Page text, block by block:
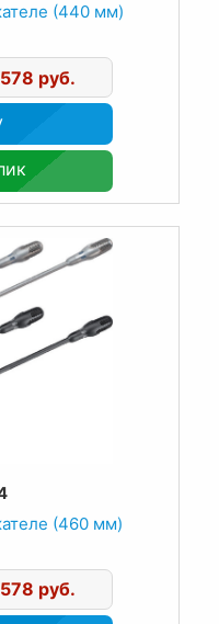
(440 мм)
руб.
(460 мм)
руб.